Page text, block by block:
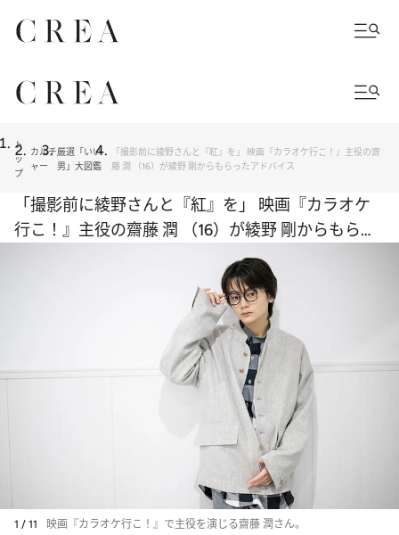
ト
ッ
プ
カルチ
ャー
厳選「いい
男」大図鑑
「撮影前に綾野さんと『紅』を」 映画『カラオケ行こ！』主役の齋
藤 潤 （16）が綾野 剛からもらったアドバイス
「撮影前に綾野さんと『紅』を」 映画『カラオケ
行こ！』主役の齋藤 潤 （16）が綾野 剛からもらっ
1 / 11 映画『カラオケ行こ！』で主役を演じる齋藤 潤さん。